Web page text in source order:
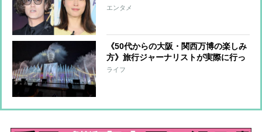
ート、連日のお泊まりも
エンタメ
《50代からの大阪・関西万博の楽しみ
方》旅行ジャーナリストが実際に行っ
てみると…「思っていた以上に楽し
ライフ